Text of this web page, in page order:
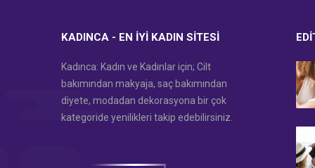
KADINCA - EN İYI KADIN SITESI
Kadınca: Kadın ve Kadınlar için; Cilt
bakımından makyaja, saç bakımından
diyete, modadan dekorasyona bir çok
kategoride yenilikleri takip edebilirsiniz.